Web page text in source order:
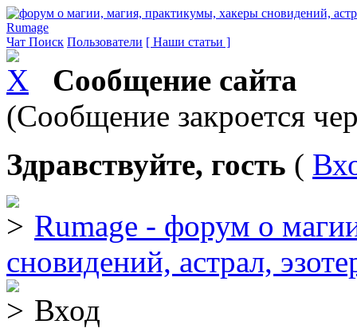
Rumage
Чат Поиск Пользователи [ Наши статьи ]
Сообщение сайта
(Сообщение закроется
Здравствуйте, гость (
Rumage - форум о
сновидений, астрал,
Вход